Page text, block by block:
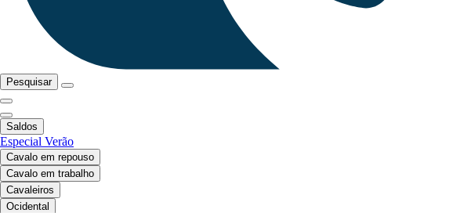
Pesquisar
Saldos
Especial Verão
Cavalo em repouso
Cavalo em trabalho
Cavaleiros
Ocidental